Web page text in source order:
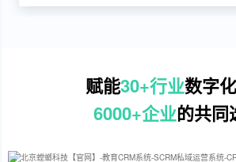
赋能30+行业数字
6000+企业的共同